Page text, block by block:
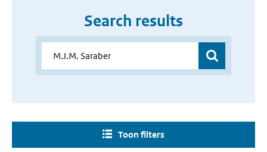
Search results
Toon filters